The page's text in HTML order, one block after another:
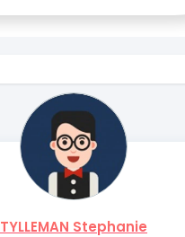
TYLLEMAN Stephanie